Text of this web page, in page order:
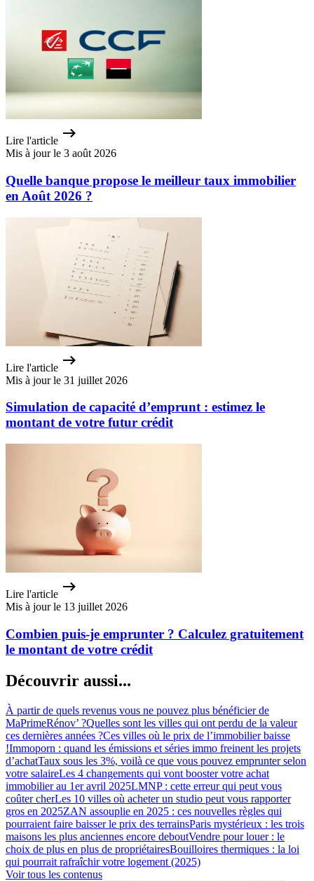
Lire l'article
Mis à jour le 3 août 2026
Quelle banque propose le meilleur taux immobilier
en Août 2026 ?
Lire l'article
Mis à jour le 31 juillet 2026
Simulation de capacité d’emprunt : estimez le
montant de votre futur crédit
Lire l'article
Mis à jour le 13 juillet 2026
Combien puis-je emprunter ? Calculez gratuitement
le montant de votre crédit
Découvrir aussi...
À partir de quels revenus vous ne pouvez plus bénéficier de
MaPrimeRénov’ ?Quelles sont les villes qui ont perdu de la valeur
ces dernières années ?Ces villes où le prix de l’immobilier baisse
!Immoporn : quand les émissions et séries immo freinent les projets
d’achatTaux sous les 3%, voilà ce que vous pouvez emprunter selon
votre salaireLes 4 changements qui vont booster votre achat
immobilier au 1er avril 2025LMNP : cette erreur qui peut vous
coûter cherLes 10 villes où acheter un studio peut vous rapporter
gros en 2025ZAN assouplie en 2025 : ces nouvelles règles qui
pourraient faire baisser le prix des terrainsParis mystérieux : les trois
maisons les plus anciennes encore deboutVendre pour louer : le
choix de plus en plus de propriétairesBouilloires thermiques : la loi
qui pourrait rafraîchir votre logement (2025)
Voir tous les contenus